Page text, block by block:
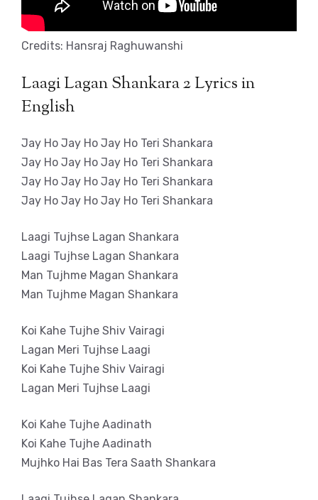
Credits: Hansraj Raghuwanshi
Laagi Lagan Shankara 2 Lyrics in
English
Jay Ho Jay Ho Jay Ho Teri Shankara
Jay Ho Jay Ho Jay Ho Teri Shankara
Jay Ho Jay Ho Jay Ho Teri Shankara
Jay Ho Jay Ho Jay Ho Teri Shankara
Laagi Tujhse Lagan Shankara
Laagi Tujhse Lagan Shankara
Man Tujhme Magan Shankara
Man Tujhme Magan Shankara
Koi Kahe Tujhe Shiv Vairagi
Lagan Meri Tujhse Laagi
Koi Kahe Tujhe Shiv Vairagi
Lagan Meri Tujhse Laagi
Koi Kahe Tujhe Aadinath
Koi Kahe Tujhe Aadinath
Mujhko Hai Bas Tera Saath Shankara